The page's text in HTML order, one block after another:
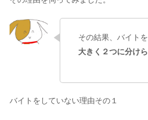
その結果、バイト
大きく２つに分けら
バイトをしていない理由その１